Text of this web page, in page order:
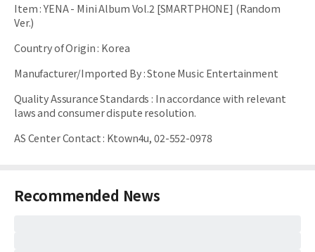
Item:YENA - Mini Album Vol.2 [SMARTPHONE] (Random
Ver.)
Country of Origin: Korea
Manufacturer/Imported By:Stone Music Entertainment
Quality Assurance Standards : In accordance with relevant
laws and consumer dispute resolution.
AS Center Contact: Ktown4u, 02-552-0978
Recommended News